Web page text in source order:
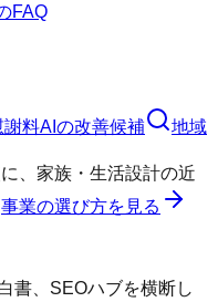
FAQ
謝料AI の改善候補
地域
、 家族・生活設計の近
事業の選び方を見る
書、SEOハブを横断し